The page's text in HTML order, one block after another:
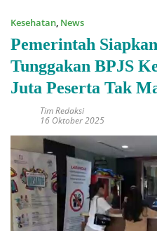
Kesehatan, News
Pemerintah
Tunggakan BPJS
Juta Peserta Tak
Tim Redaksi
16 Oktober 2025